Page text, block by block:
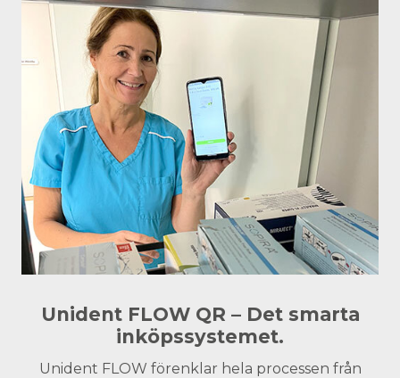
Unident FLOW QR – Det smarta
inköpssystemet.
Unident FLOW förenklar hela processen från